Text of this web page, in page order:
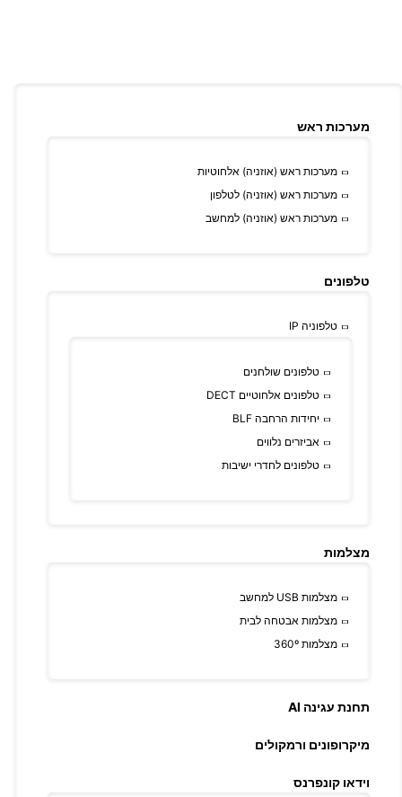
מערכות ראש
מערכות ראש (אוזניה) אלחוטיות
מערכות ראש (אוזניה) לטלפון
מערכות ראש (אוזניה) למחשב
טלפונים
טלפוניה IP
טלפונים שולחנים
טלפונים אלחוטיים DECT
יחידות הרחבה BLF
אביזרים נלווים
טלפונים לחדרי ישיבות
מצלמות
מצלמות USB למחשב
מצלמות אבטחה לבית
מצלמות 360º
תחנת עגינה AI
מיקרופונים ורמקולים
וידאו קונפרנס